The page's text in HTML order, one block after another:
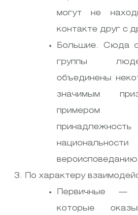
могут не
контакте друг с
Большие. Сюда
группы
объединены
значимым
примером
По характеру
Первичные —
которые